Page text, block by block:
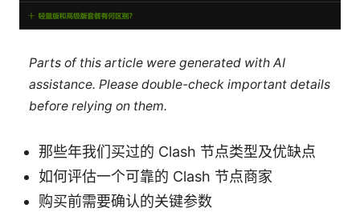
Parts of this article were generated with AI
assistance. Please double-check important details
before relying on them.
那些年我们买过的 Clash 节点类型及优缺点
如何评估一个可靠的 Clash 节点商家
购买前需要确认的关键参数